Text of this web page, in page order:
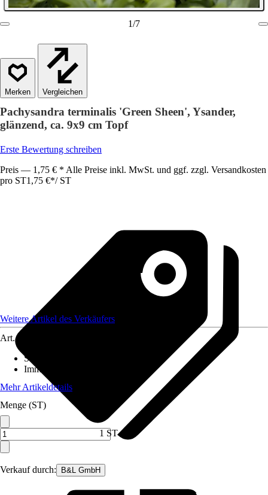
1/7
Vergleichen
Pachysandra terminalis 'Green Sheen', Ysander,
glänzend, ca. 9x9 cm Topf
Erste Bewertung schreiben
Preis — 1,75 € * Alle Preise inkl. MwSt. und ggf. zzgl. Versandkosten
pro ST1,75 €*/ ST
Verkauf durch: B&L GmbH
Weitere Artikel des Verkäufers
Art.-Nr.
Standort
Immergrün
Mehr Artikeldetails
Menge (ST)
1 ST